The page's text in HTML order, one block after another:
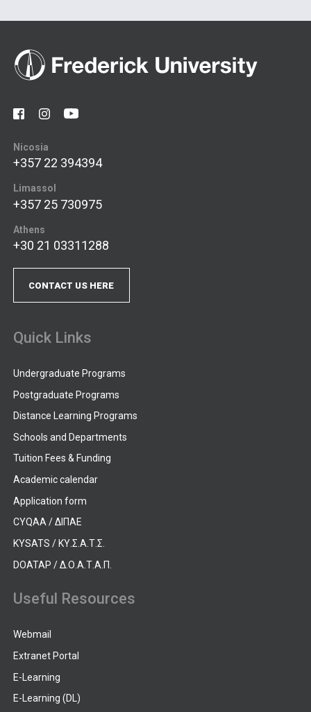
Nicosia
+357 22 394394
Limassol
+357 25 730975
Athens
+30 21 03311288
CONTACT US HERE
Quick Links
Undergraduate Programs
Postgraduate Programs
Distance Learning Programs
Schools and Departments
Tuition Fees & Funding
Academic calendar
Application form
CYQAA / ΔΙΠΑΕ
KYSATS / ΚΥ.Σ.Α.Τ.Σ.
DOATAP / Δ.Ο.Α.Τ.Α.Π.
Useful Resources
Webmail
Extranet Portal
E-Learning
E-Learning (DL)